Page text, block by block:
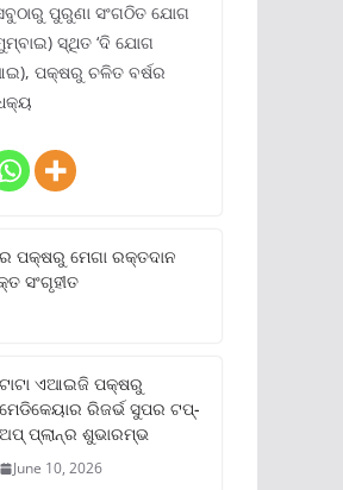
ପୁରୁଣା ସଂଗଠିତ ଯୋଗ
ସ୍ଥିତ ‘ଦି ଯୋଗ
ପକ୍ଷରୁ ଚଳିତ ବର୍ଷର
ପକ୍ଷରୁ ମେଗା ରକ୍ତଦାନ
ସଂଗୃହୀତ
ଟାଟା ଏଆଇଜି ପକ୍ଷରୁ
ମେଡିକେୟାର ରିଜର୍ଭ ସୁପର ଟପ୍‌-
ଅପ୍ ପ୍ଲାନ୍‌ର ଶୁଭାରମ୍ଭ
June 10, 2026